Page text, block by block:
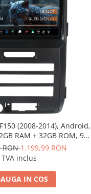
(2008-2014), Android,
RAM + 32GB ROM, 9
AD-BGRKIT139
RON1.199,99 RON
TVA inclus
IN COS